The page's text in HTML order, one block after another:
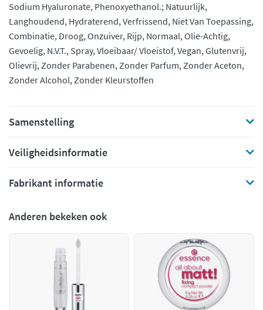
Sodium Hyaluronate, Phenoxyethanol.; Natuurlijk,
Langhoudend, Hydraterend, Verfrissend, Niet Van Toepassing,
Combinatie, Droog, Onzuiver, Rijp, Normaal, Olie-Achtig,
Gevoelig, N.V.T., Spray, Vloeibaar/ Vloeistof, Vegan, Glutenvrij,
Olievrij, Zonder Parabenen, Zonder Parfum, Zonder Aceton,
Zonder Alcohol, Zonder Kleurstoffen
Samenstelling
Veiligheidsinformatie
Fabrikant informatie
Anderen bekeken ook